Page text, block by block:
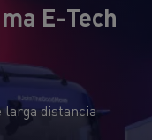
E-Tech
larga distancia